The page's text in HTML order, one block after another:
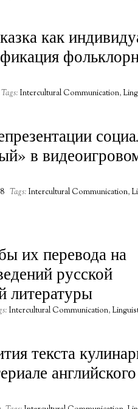
как
Tags: Intercultural Communication,
в
Tags: Intercultural Communication,
их перевода на
русской
литературы
Intercultural Communication,
текста
английского